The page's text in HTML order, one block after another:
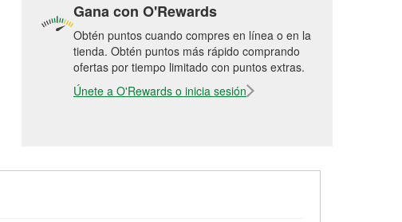
Gana con O'Rewards
Obtén puntos cuando compres en línea o en la
tienda. Obtén puntos más rápido comprando
ofertas por tiempo limitado con puntos extras.
Únete a O'Rewards o inicia sesión